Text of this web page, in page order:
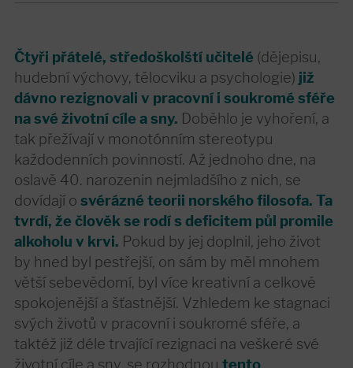
Čtyři přátelé, středoškolští učitelé (dějepisu,
hudební výchovy, tělocviku a psychologie) již
dávno rezignovali v pracovní i soukromé sféře
na své životní cíle a sny. Doběhlo je vyhoření, a
tak přežívají v monotónním stereotypu
každodenních povinností. Až jednoho dne, na
oslavě 40. narozenin nejmladšího z nich, se
dovídají osvérázné teorii norského filosofa. Ta
tvrdí, že člověk se rodí s deficitem půl promile
alkoholu v krvi. Pokud by jej doplnil, jeho život
by hned byl pestřejší, on sám by měl mnohem
větší sebevědomí, byl více kreativní a celkově
spokojenější a šťastnější. Vzhledem ke stagnaci
svých životů v pracovní i soukromé sféře, a
taktéž již déle trvající rezignaci na veškeré své
životní cíle a sny, se rozhodnou tento